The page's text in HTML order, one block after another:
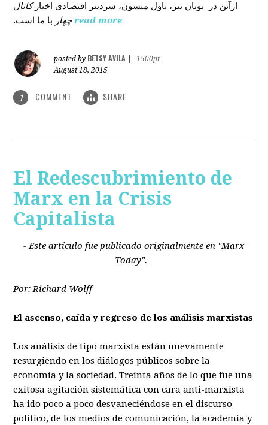
ازآتن در یونان نیز، پاول میسون، سردبیر اقتصادی اخبارکانال
چهار با ما است. read more
posted by BETSY AVILA
1500pt
August 18, 2015
1 COMMENT SHARE
El Redescubrimiento de
Marx en la Crisis
Capitalista
- Este artículo fue publicado originalmente en "Marx
Today". -
Por: Richard Wolff
El ascenso, caída y regreso de los análisis marxistas
Los análisis de tipo marxista están nuevamente
resurgiendo en los diálogos públicos sobre la
economía y la sociedad. Treinta años de lo que fue una
exitosa agitación sistemática con cara anti-marxista
ha ido poco a poco desvaneciéndose en el discurso
político, de los medios de comunicación, la academia y